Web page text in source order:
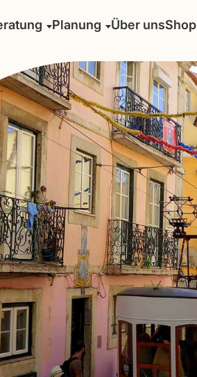
Planung Über unsShop